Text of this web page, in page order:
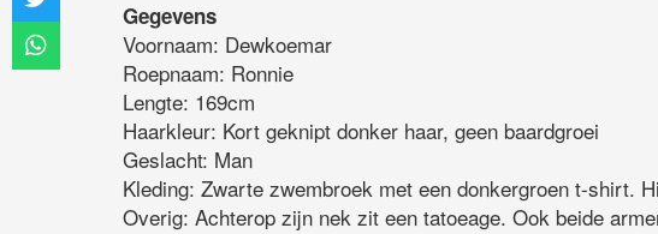
Gegevens
Voornaam: Dewkoemar
Roepnaam: Ronnie
Lengte: 169cm
Haarkleur: Kort geknipt donker haar, geen baardgroei
Geslacht: Man
Kleding: Zwarte zwembroek met een donkergroen t-shirt.
Overig: Achterop zijn nek zit een tatoeage. Ook beide